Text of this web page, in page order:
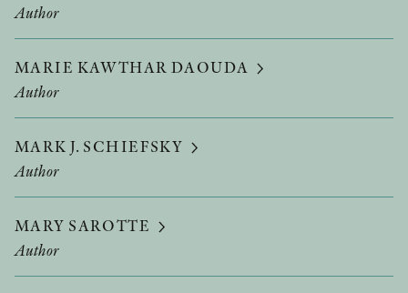
Author
MARIE KAWTHAR DAOUDA
Author
MARK J. SCHIEFSKY
Author
MARY SAROTTE
Author